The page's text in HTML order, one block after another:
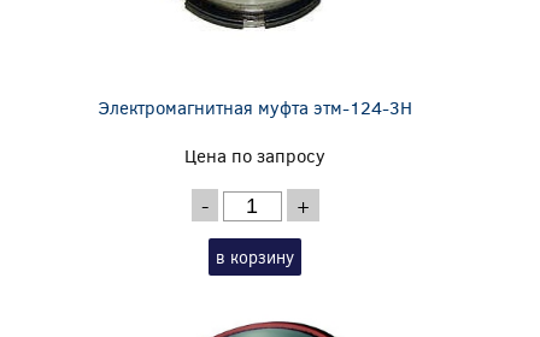
Электромагнитная муфта этм-124-3Н
Цена по запросу
- +
в корзину